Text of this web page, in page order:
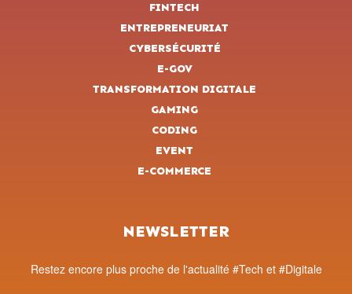
FINTECH
ENTREPRENEURIAT
CYBERSÉCURITÉ
E-GOV
TRANSFORMATION DIGITALE
GAMING
CODING
EVENT
E-COMMERCE
NEWSLETTER
Restez encore plus proche de l'actualité #Tech et #Digitale